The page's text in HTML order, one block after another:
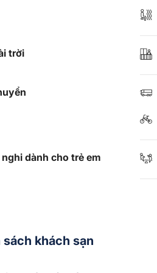
trời
dành cho trẻ em
sách khách sạn